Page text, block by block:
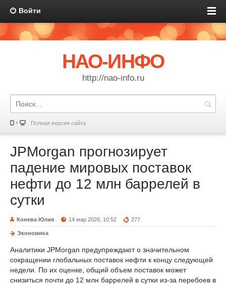
Войти
НАО-ИНФО
http://nao-info.ru
Полная версия сайта
JPMorgan прогнозирует
падение мировых поставок
нефти до 12 млн баррелей в
сутки
Конева Юлия 14 мар 2026, 10:52 277
Экономика
Аналитики JPMorgan предупреждаюто значительном
сокращении глобальных поставок нефти к концу следующей
недели. По их оценке, общий объем поставок может
снизиться почти до 12 млн баррелей в сутки из-за перебоев в